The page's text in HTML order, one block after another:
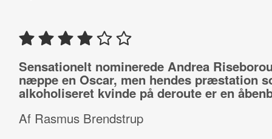
Sensationelt nominerede Andrea
næppe en Oscar, men hendes præstation
alkoholiseret kvinde på deroute er en
Af Rasmus Brendstrup